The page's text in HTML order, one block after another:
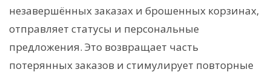
незавершённых заказах и брошенных корзинах,
отправляет статусы и персональные
предложения. Это возвращает часть
потерянных заказов и стимулирует повторные